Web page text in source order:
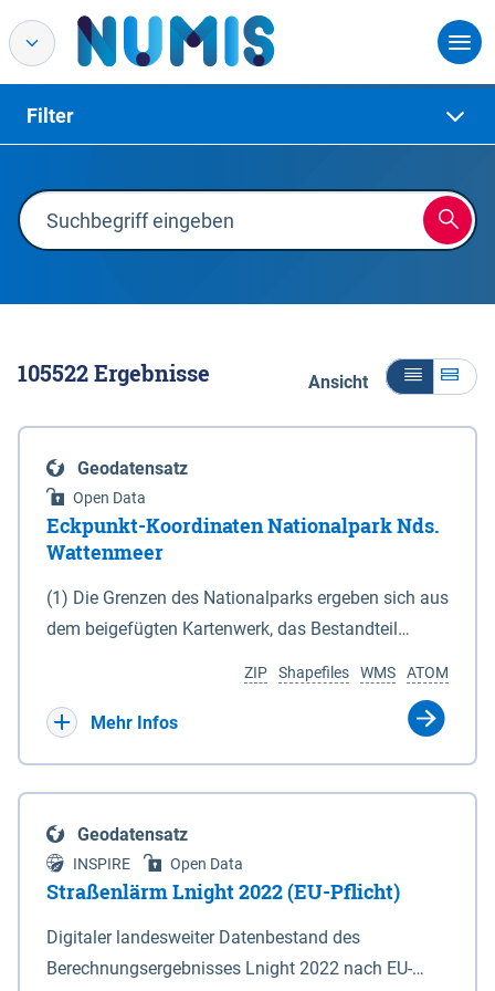
Filter
105522Ergebnisse Ansicht
Geodatensatz
Open Data
Eckpunkt-Koordinaten Nationalpark Nds.
Wattenmeer
(1) Die Grenzen des Nationalparks ergeben sich aus
dem beigefügten Kartenwerk, das Bestandteil
(DTK) im Maßstab 1 : 100 000 (Anlage 2), 2.
verkleinerte Amtliche Karte 1 : 5 000 (AK5) im
projizierte Koordinaten im Europäischen
Terrestrischen Referenzsystem 1989 (ETRS 89) mit
der Universalen Transversalen Mercator-Abbildung
bezogen auf die Zone 32 N (UTM 32N) dargestellt
(Anlage 4); Gleiches gilt für die geografischen
ATOM
WMS
Shapefiles
ZIP
Mehr Infos
Geodatensatz
INSPIRE Open Data
Straßenlärm Lnight 2022 (EU-Pflicht)
Digitaler landesweiter Datenbestand des
Berechnungsergebnisses Lnight 2022 nach EU-